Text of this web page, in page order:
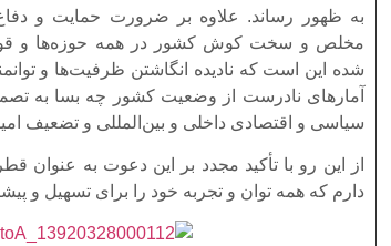
به ظهور رساند. علاوه بر ضرورت حمایت و
مخلص و سخت کوش کشور در همه حوزه‌ها و
شده این است که نادیده انگاشتن ظرفیت‌ها و
آمارهای نادرست از وضعیت کشور چه بسا به
سیاسی و اقتصادی داخلی و بین‌المللی و تضعیف
از این رو با تأکید مجدد بر این دعوت به عنوان
دارم که همه توان و تجربه خود را برای تسهیل و